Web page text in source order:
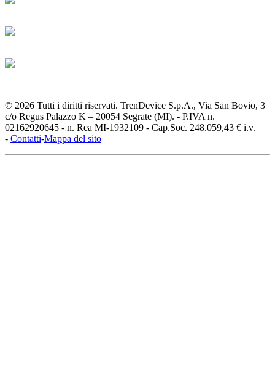
© 2026 Tutti i diritti riservati. TrenDevice S.p.A., Via San Bovio, 3
c/o Regus Palazzo K – 20054 Segrate (MI). - P.IVA n.
02162920645 - n. Rea MI-1932109 - Cap.Soc. 248.059,43 € i.v.
- Contatti-Mappa del sito